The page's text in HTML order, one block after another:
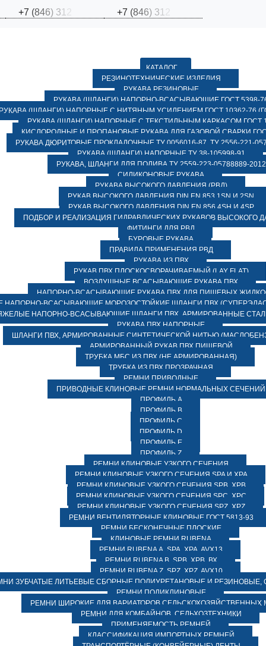
+7 (846) 31 +7 (846) 31
КАТАЛОГ
РЕЗИНОТЕХНИЧЕСКИЕ ИЗДЕЛИЯ
РУКАВА РЕЗИНОВЫЕ
РУКАВА (ШЛАНГИ) НАПОРНО-ВСАСЫВАЮЩИЕ ГОСТ 5398-
(ШЛАНГИ) НАПОРНЫЕ С НИТЯНЫМ УСИЛЕНИЕМ ГОСТ 10362-76
РУКАВА (ШЛАНГИ) НАПОРНЫЕ С ТЕКСТИЛЬНЫМ КАРКАСОМ ГОСТ
КИСЛОРОДНЫЕ И ПРОПАНОВЫЕ РУКАВА ДЛЯ ГАЗОВОЙ СВАРКИ
РУКАВА ДЮРИТОВЫЕ ПРОКЛАДОЧНЫЕ ТУ 0056016-87, ТУ 2556-221-
РУКАВА (ШЛАНГИ) НАПОРНЫЕ ТУ 38-105998-91
РУКАВА, ШЛАНГИ ДЛЯ ПОЛИВА ТУ 2559-223-05788889-2012
СИЛИКОНОВЫЕ РУКАВА
РУКАВА ВЫСОКОГО ДАВЛЕНИЯ (РВД)
РУКАВ ВЫСОКОГО ДАВЛЕНИЯ DIN EN 853 1SN И 2SN
РУКАВ ВЫСОКОГО ДАВЛЕНИЯ DIN EN 856 4SH И 4SP
ПОДБОР И РЕАЛИЗАЦИЯ ГИДРАВЛИЧЕСКИХ РУКАВОВ ВЫСОКОГО
ФИТИНГИ ДЛЯ РВД
БУРОВЫЕ РУКАВА
ПРАВИЛА ПРИМЕНЕНИЯ РВД
РУКАВА ИЗ ПВХ
РУКАВ ПВХ ПЛОСКОСВОРАЧИВАЕМЫЙ (LAY FLAT)
ВОЗДУШНЫЕ ВСАСЫВАЮЩИЕ РУКАВА ПВХ
НАПОРНО-ВСАСЫВАЮЩИЕ РУКАВА ПВХ ДЛЯ ПИЩЕВЫХ
НАПОРНО-ВСАСЫВАЮЩИЕ МОРОЗОСТОЙКИЕ ШЛАНГИ ПВХ
НАПОРНО-ВСАСЫВАЮЩИЕ ШЛАНГИ ПВХ, АРМИРОВАННЫЕ
РУКАВА ПВХ НАПОРНЫЕ
ШЛАНГИ ПВХ, АРМИРОВАННЫЕ СИНТЕТИЧЕСКОЙ НИТЬЮ
АРМИРОВАННЫЙ РУКАВ ПВХ ПИЩЕВОЙ
ТРУБКА МБС ИЗ ПВХ (НЕ АРМИРОВАННАЯ)
ТРУБКА ИЗ ПВХ ПРОЗРАЧНАЯ
РЕМНИ ПРИВОДНЫЕ
ПРИВОДНЫЕ КЛИНОВЫЕ РЕМНИ НОРМАЛЬНЫХ СЕЧЕНИЙ
ПРОФИЛЬ A
ПРОФИЛЬ B
ПРОФИЛЬ C
ПРОФИЛЬ D
ПРОФИЛЬ E
ПРОФИЛЬ Z
РЕМНИ КЛИНОВЫЕ УЗКОГО СЕЧЕНИЯ
РЕМНИ КЛИНОВЫЕ УЗКОГО СЕЧЕНИЯ SPA И XPA
РЕМНИ КЛИНОВЫЕ УЗКОГО СЕЧЕНИЯ SPB, XPB
РЕМНИ КЛИНОВЫЕ УЗКОГО СЕЧЕНИЯ SPC, XPC
РЕМНИ КЛИНОВЫЕ УЗКОГО СЕЧЕНИЯ SPZ, XPZ
РЕМНИ ВЕНТИЛЯТОРНЫЕ КЛИНОВЫЕ ГОСТ 5813-93
РЕМНИ БЕСКОНЕЧНЫЕ ПЛОСКИЕ
КЛИНОВЫЕ РЕМНИ RUBENA
РЕМНИ RUBENA А, SPA, XPA, AVX13
РЕМНИ RUBENA В, SPВ, ХPВ, ВХ
РЕМНИ RUBENA Z, SPZ, XPZ, AVX10
ЗУБЧАТЫЕ ЛИТЬЕВЫЕ СБОРНЫЕ ПОЛИУРЕТАНОВЫЕ И РЕЗИНОВЫЕ,
РЕМНИ ПОЛИКЛИНОВЫЕ
РЕМНИ ШИРОКИЕ ДЛЯ ВАРИАТОРОВ СЕЛЬСКОХОЗЯЙСТВЕННЫХ
РЕМНИ ДЛЯ КОМБАЙНОВ, СЕЛЬХОЗТЕХНИКИ
ПРИМЕНЯЕМОСТЬ РЕМНЕЙ
КЛАССИФИКАЦИЯ ИМПОРТНЫХ РЕМНЕЙ